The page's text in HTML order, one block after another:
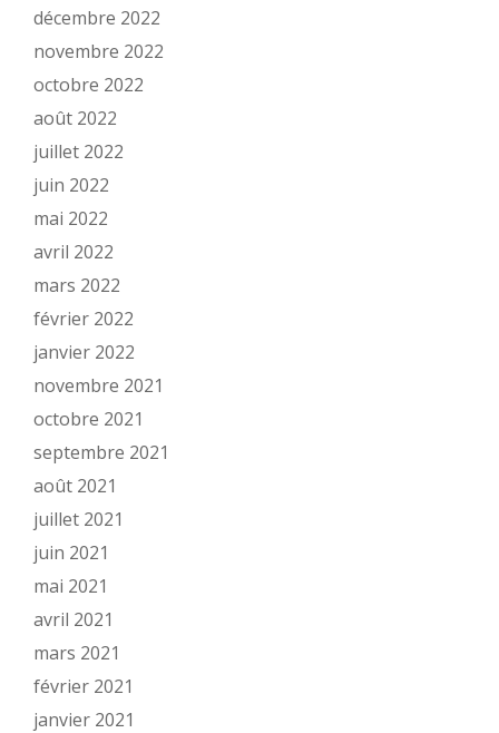
décembre 2022
novembre 2022
octobre 2022
août 2022
juillet 2022
juin 2022
mai 2022
avril 2022
mars 2022
février 2022
janvier 2022
novembre 2021
octobre 2021
septembre 2021
août 2021
juillet 2021
juin 2021
mai 2021
avril 2021
mars 2021
février 2021
janvier 2021